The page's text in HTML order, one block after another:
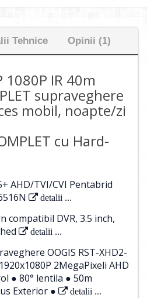
Tehnice Opinii (1)
1080P IR 40m
supraveghere
mobil, noapte/zi
cu Hard-
AHD/TVI/CVI Pentabrid
detalii ...
compatibil DVR, 3.5 inch,
detalii ...
OOGIS RST-XHD2-
2MegaPixeli AHD
● 80° lentila ● 50m
Exterior ●
detalii ...